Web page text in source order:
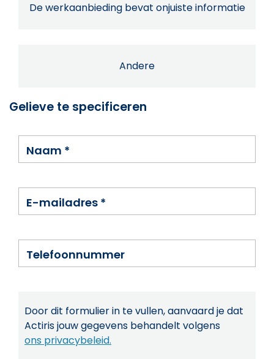
De werkaanbieding bevat onjuiste informatie
Andere
Gelieve te specificeren
Naam *
E-mailadres *
Telefoonnummer
Door dit formulier in te vullen, aanvaard je dat
Actiris jouw gegevens behandelt volgens
ons privacybeleid.